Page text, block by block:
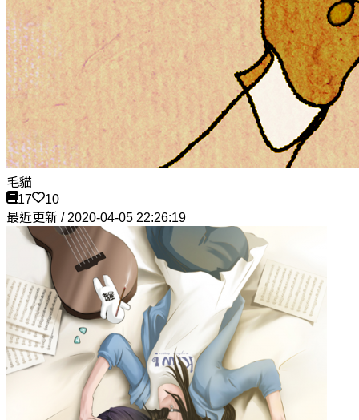
毛貓
17
10
最近更新 / 2020-04-05 22:26:19